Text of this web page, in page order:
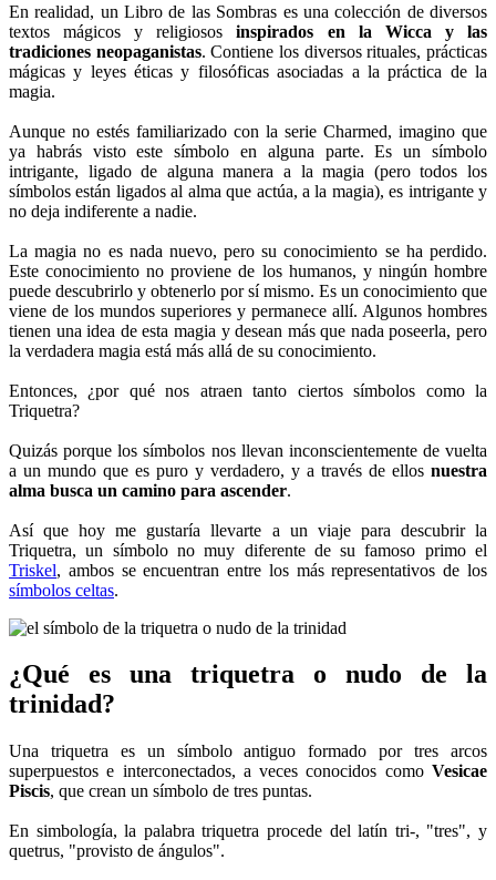
En realidad, un Libro de las Sombras es una colección de diversos
textos mágicos y religiososinspirados en la Wicca y las
tradiciones neopaganistas. Contiene los diversos rituales, prácticas
mágicas y leyes éticas y filosóficas asociadas a la práctica de la
magia.
Aunque no estés familiarizado con la serie Charmed, imagino que
ya habrás visto este símbolo en alguna parte. Es un símbolo
intrigante, ligado de alguna manera a la magia (pero todos los
símbolos están ligados al alma que actúa, a la magia), es intrigante y
no deja indiferente a nadie.
La magia no es nada nuevo, pero su conocimiento se ha perdido.
Este conocimiento no proviene de los humanos, y ningún hombre
puede descubrirlo y obtenerlo por sí mismo. Es un conocimiento que
viene de los mundos superiores y permanece allí. Algunos hombres
tienen una idea de esta magia y desean más que nada poseerla, pero
la verdadera magia está más allá de su conocimiento.
Entonces, ¿por qué nos atraen tanto ciertos símbolos como la
Triquetra?
Quizás porque los símbolos nos llevan inconscientemente de vuelta
a un mundo que es puro y verdadero, y a través de ellos nuestra
alma busca un camino para ascender.
Así que hoy me gustaría llevarte a un viaje para descubrir la
Triquetra, un símbolo no muy diferente de su famoso primo el
Triskel, ambos se encuentran entre los más representativos de los
símbolos celtas.
¿Qué es una triquetra o nudo de la
trinidad?
Una triquetra es un símbolo antiguo formado por tres arcos
superpuestos e interconectados, a veces conocidos como Vesicae
Piscis, que crean un símbolo de tres puntas.
En simbología, la palabra triquetra procede del latín tri-, "tres", y
quetrus, "provisto de ángulos".